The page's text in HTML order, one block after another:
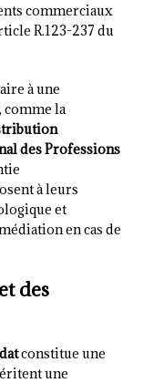
commerciaux
R.123-237 du
à une
la
des Professions
à leurs
et
en cas de
des
constitue une
une